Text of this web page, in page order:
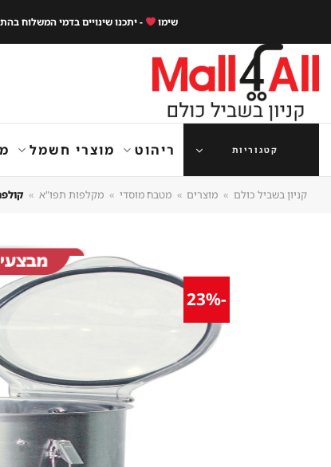
content
שימו - יתכנו שינויים בדמי המשלוח
קטגוריות ריהוט מוצרי חשמל
קניון בשביל כולם » מוצרים » מטבח מוסדי » מקלפות תפו"א » קולפת
-23%